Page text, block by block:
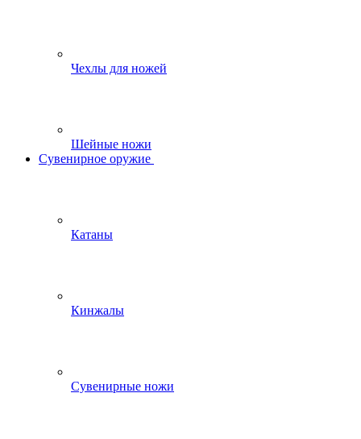
Чехлы для ножей
Шейные ножи
Сувенирное оружие
Катаны
Кинжалы
Сувенирные ножи